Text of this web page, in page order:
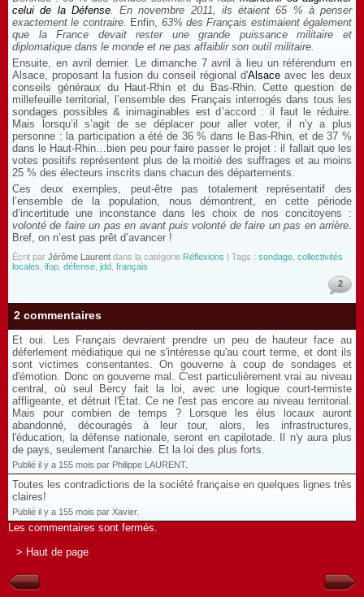
celui de la Défense. En novembre 2011, ils étaient 65 % à penser
exactement le contraire. Enfin, 63% des Français estimaient également
que la France devait rester une grande puissance militaire et
diplomatique dans le monde et ne pas affaiblir son outil militaire.
Ensuite, en avril dernier. Le dimanche 7 avril à lieu un référendum en
Alsace, proposant la fusion du conseil régional d'Alsace avec les deux
conseils généraux du Haut-Rhin et du Bas-Rhin. Cette question de
millefeuille territorial, l’ensemble des Français interrogés dans tous les
sondages possibles & inimaginables est d’accord : il faut le réduire.
Mais lorsqu’il s’agit de se déplacer pour aller voter, il n’y a plus
personne : la participation a été de 36 % dans le Bas-Rhin, et de 37 %
dans le Haut-Rhin…bien peu pour faire passer le projet : il fallait que les
votes positifs représentent plus de la moitié des suffrages et au moins
25 % des électeurs inscrits dans chacun des départements.
Ces deux exemples, peut-être pas totalement représentatif des
l’ensemble de la population, nous démontrent, en cette période
d’incertitude une inconstance dans les choix de nos concitoyens :
volonté de faire un pas en avant puis volonté de faire un pas en arrière.
Bref, on n’est pas prêt d’avancer !
Écrit par Jérôme Laurent dans la catégorie Réflexions | Tags : sondage collectivités
locales ifop défense jdd français
2
2 commentaires
Et oui. Les Français devraient prendre un peu de hauteur face au
déferlement médiatique qui ne s'intéresse qu'au court terme, et dont ils
sont victimes consentantes. On gouverne à coup de sondages et
d'émotion. Donc on gouverne mal. C'est particulièrement vrai au niveau
central, où seul Bercy fait la loi, avec une logique court-termiste
affligeante, et détruit l'Etat. Ce ne l'est pas encore au niveau territorial.
Mais pour combien de temps ? Lorsque les élus locaux auront
abandonné, découragés à leur tour, alors, les infrastructures,
l'éducation, la défense nationale, seront en capilotade. Il n'y aura plus
de pays, seulement l'anarchie. Et la loi des plus forts.
Publié il y a 155 mois par Philippe LAURENT.
Toutes les contradictions de la société française en quelques lignes très
claires!
Publié il y a 155 mois par Xavier.
Les commentaires sont fermés.
> Haut de page